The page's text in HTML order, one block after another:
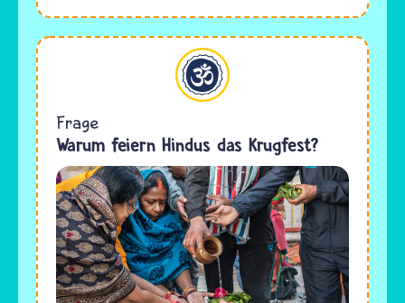
Hinduismus
Frage
Warum feiern Hindus das Krugfest?